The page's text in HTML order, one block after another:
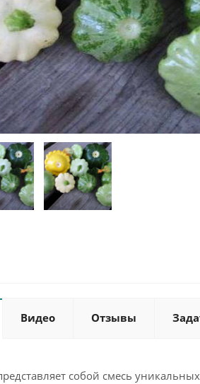
Видео Отзывы
собой смесь